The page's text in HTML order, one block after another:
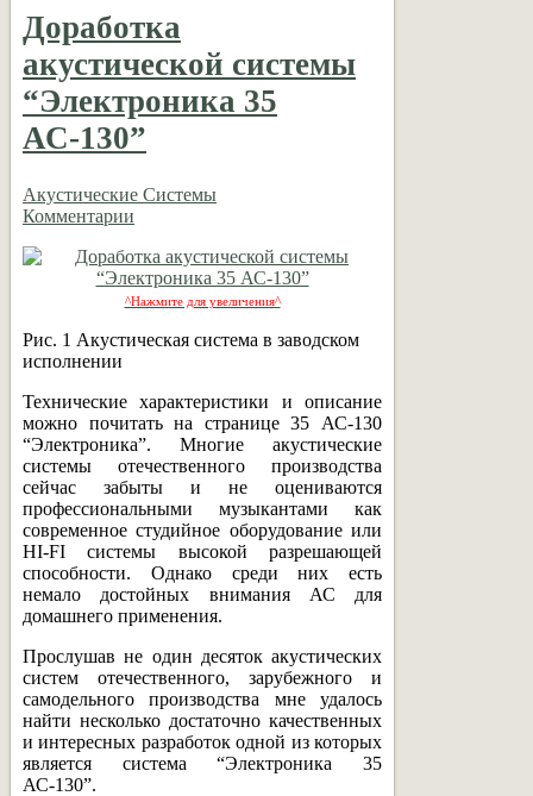
Доработка
акустической системы
“Электроника 35
АС-130”
Акустические Системы
Комментарии
^Нажмите для увеличения^
Рис. 1 Акустическая система в заводском
исполнении
Технические характеристики и описание
можно почитать на странице 35 АС-130
“Электроника”. Многие акустические
системы отечественного производства
сейчас забыты и не оцениваются
профессиональными музыкантами как
современное студийное оборудование или
HI-FI системы высокой разрешающей
способности. Однако среди них есть
немало достойных внимания АС для
домашнего применения.
Прослушав не один десяток акустических
систем отечественного, зарубежного и
самодельного производства мне удалось
найти несколько достаточно качественных
и интересных разработок одной из которых
является система “Электроника 35
АС-130”.